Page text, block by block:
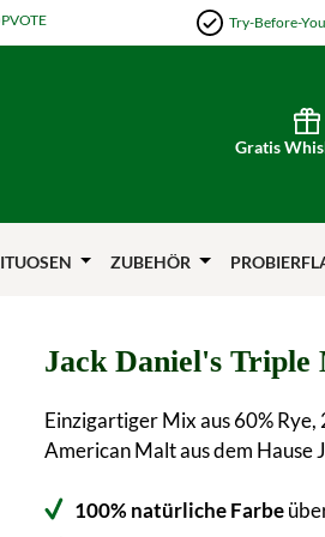
Try-Before-
Gratis
ZUBEHÖR
Jack Daniel's Triple
Einzigartiger Mix aus 60% Rye,
American Malt aus dem Hause
100% natürliche Farbe